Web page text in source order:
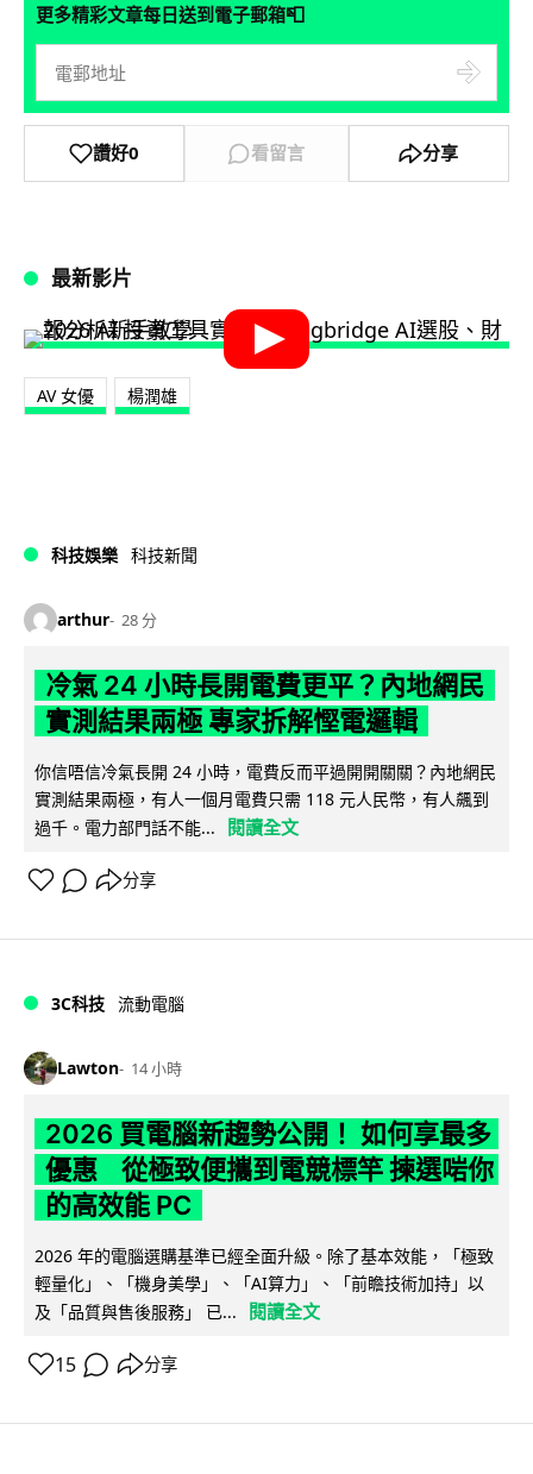
更多精彩文章每日送到電子郵箱📮
讚好0 看留言 分享
最新影片
AV 女優 楊潤雄
科技娛樂 科技新聞
arthur 28 分
冷氣 24 小時長開電費更平？內地網民
實測結果兩極 專家拆解慳電邏輯
你信唔信冷氣長開 24 小時，電費反而平過開開關關？內地網民
實測結果兩極，有人一個月電費只需 118 元人民幣，有人飆到
過千。電力部門話不能...
閱讀全文
分享
3C科技 流動電腦
Lawton 14 小時
2026 買電腦新趨勢公開！ 如何享最多
優惠 從極致便攜到電競標竿 揀選啱你
的高效能 PC
2026 年的電腦選購基準已經全面升級。除了基本效能，「極致
輕量化」、「機身美學」、「AI算力」、「前瞻技術加持」以
及「品質與售後服務」 已...
閱讀全文
15 分享